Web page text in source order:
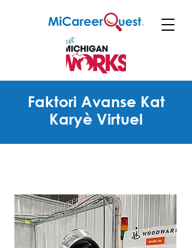
Faktori Avanse Kat
Karyè Virtuel